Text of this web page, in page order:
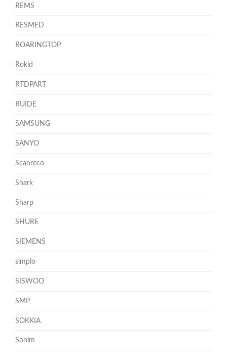
REMS
RESMED
ROARINGTOP
Rokid
RTDPART
RUIDE
SAMSUNG
SANYO
Scanreco
Shark
Sharp
SHURE
SIEMENS
simplo
SISWOO
SMP
SOKKIA
Sonim